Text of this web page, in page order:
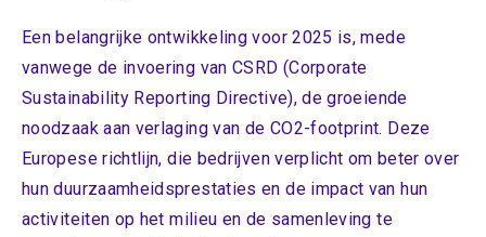
Een belangrijke ontwikkeling voor 2025 is, mede
vanwege de invoering van CSRD (Corporate
Sustainability Reporting Directive), de groeiende
noodzaak aan verlaging van de CO2-footprint. Deze
Europese richtlijn, die bedrijven verplicht om beter over
hun duurzaamheidsprestaties en de impact van hun
activiteiten op het milieu en de samenleving te